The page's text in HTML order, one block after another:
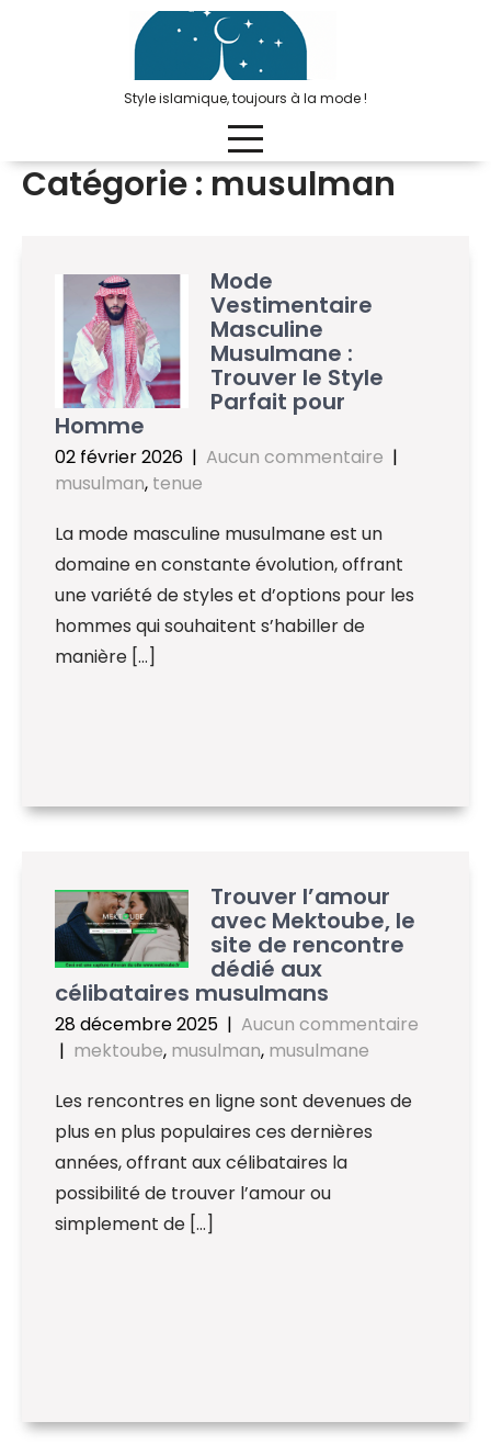
Style islamique, toujours à la mode !
Catégorie : musulman
Mode
Vestimentaire
Masculine
Musulmane :
Trouver le Style
Parfait pour
Homme
02 février 2026 | Aucun commentaire |
musulman, tenue
La mode masculine musulmane est un
domaine en constante évolution, offrant
une variété de styles et d’options pour les
hommes qui souhaitent s’habiller de
manière […]
Trouver l’amour
avec Mektoube, le
site de rencontre
dédié aux
célibataires musulmans
28 décembre 2025 | Aucun commentaire
| mektoube, musulman, musulmane
Les rencontres en ligne sont devenues de
plus en plus populaires ces dernières
années, offrant aux célibataires la
possibilité de trouver l’amour ou
simplement de […]